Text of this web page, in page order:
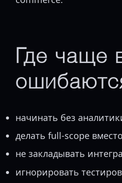
Где чаще
начинать без
делать full-scope
не закладывать
игнорировать